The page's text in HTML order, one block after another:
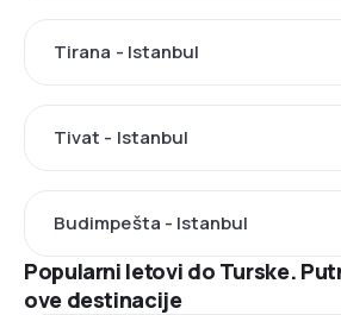
Tirana - Istanbul
Tivat - Istanbul
Budimpešta - Istanbul
Popularni letovi do Turske.
ove destinacije